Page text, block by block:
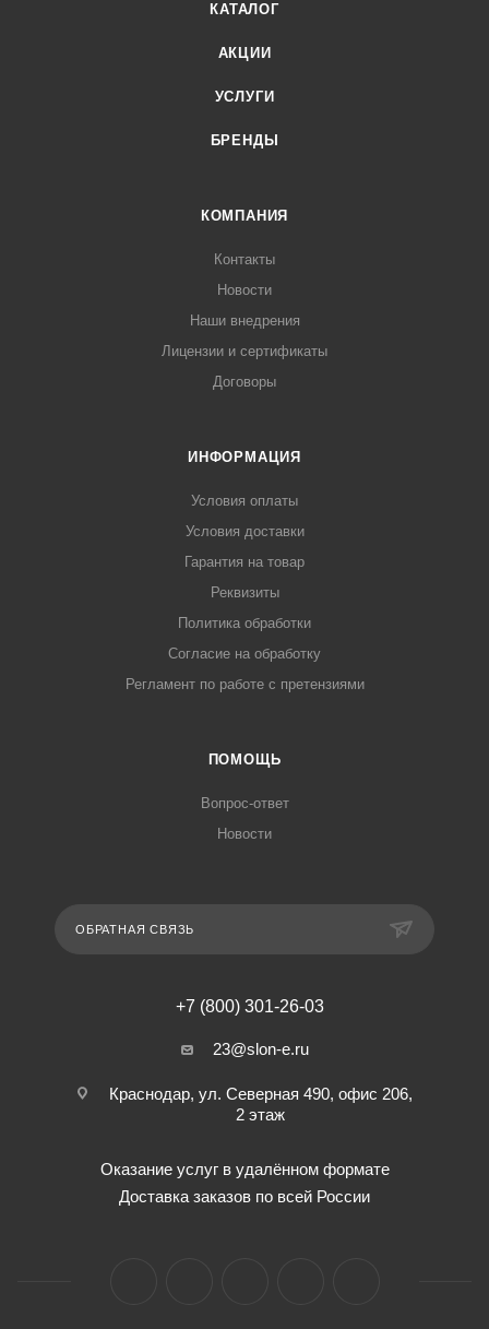
КАТАЛОГ
АКЦИИ
УСЛУГИ
БРЕНДЫ
КОМПАНИЯ
Контакты
Новости
Наши внедрения
Лицензии и сертификаты
Договоры
ИНФОРМАЦИЯ
Условия оплаты
Условия доставки
Гарантия на товар
Реквизиты
Политика обработки
Согласие на обработку
Регламент по работе с претензиями
ПОМОЩЬ
Вопрос-ответ
Новости
ОБРАТНАЯ СВЯЗЬ
+7 (800) 301-26-03
23@slon-e.ru
Краснодар, ул. Северная 490, офис 206,
2 этаж
Оказание услуг в удалённом формате
Доставка заказов по всей России